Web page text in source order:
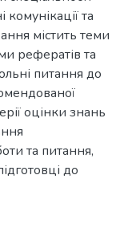
та
містить теми
рефератів та
питання до
оцінки знань
та питання,
до